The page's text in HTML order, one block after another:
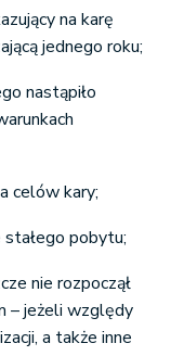
na karę
jednego roku;
nastąpiło
celów kary;
pobytu;
nie rozpoczął
– jeżeli względy
a także inne